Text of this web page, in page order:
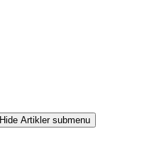
Hide Artikler submenu